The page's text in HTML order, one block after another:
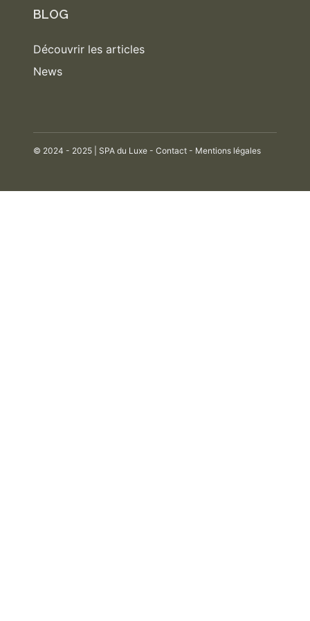
BLOG
Découvrir les articles
News
© 2024 - 2025 | SPA du Luxe - Contact - Mentions légales